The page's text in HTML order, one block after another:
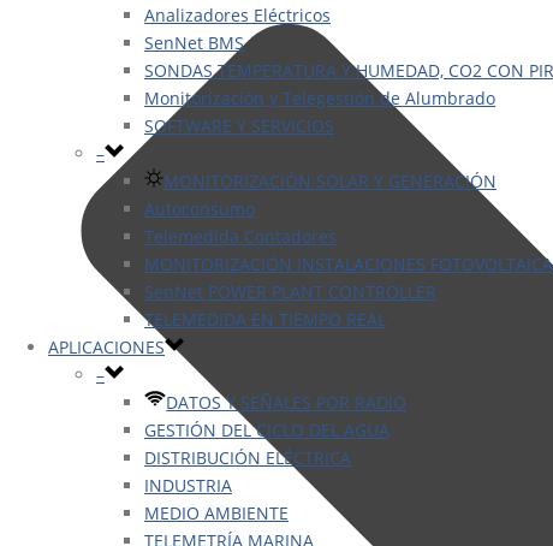
Analizadores Eléctricos
SenNet BMS
SONDAS TEMPERATURA Y HUMEDAD, CO2 CON
Monitorización y Telegestión de Alumbrado
SOFTWARE Y SERVICIOS
–
MONITORIZACIÓN SOLAR Y GENERACIÓN
Autoconsumo
Telemedida Contadores
MONITORIZACIÓN INSTALACIONES
SenNet POWER PLANT CONTROLLER
TELEMEDIDA EN TIEMPO REAL
APLICACIONES
–
DATOS Y SEÑALES POR RADIO
GESTIÓN DEL CICLO DEL AGUA
DISTRIBUCIÓN ELÉCTRICA
INDUSTRIA
MEDIO AMBIENTE
TELEMETRÍA MARINA